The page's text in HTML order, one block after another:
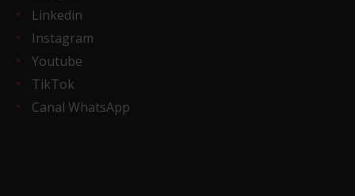
Linkedin
Instagram
Youtube
TikTok
Canal WhatsApp